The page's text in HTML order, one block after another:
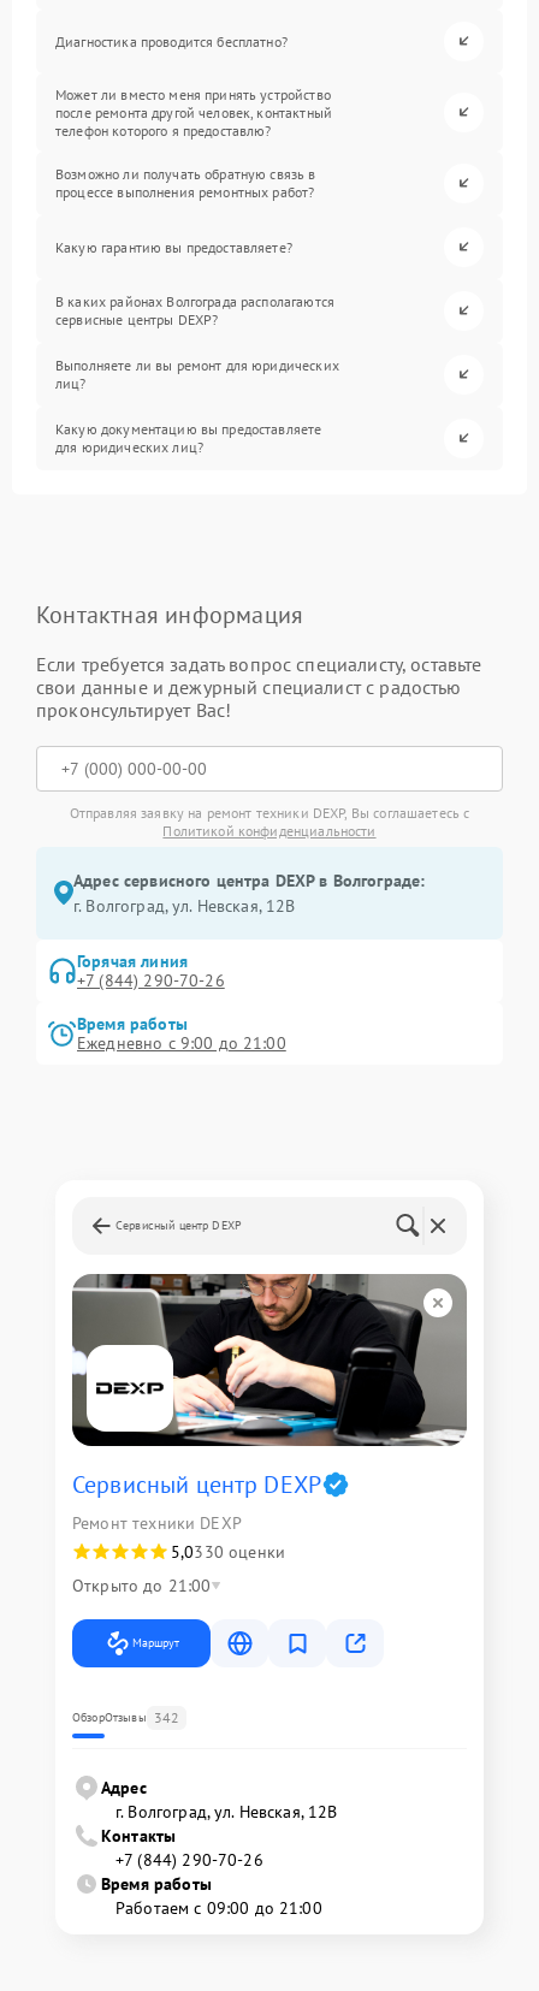
Диагностика проводится бесплатно?
Может ли вместо меня принять устройство
после ремонта другой человек, контактный
телефон которого я предоставлю?
Возможно ли получать обратную связь в
процессе выполнения ремонтных работ?
Какую гарантию вы предоставляете?
В каких районах Волгограда располагаются
сервисные центры DEXP?
Выполняете ли вы ремонт для юридических
лиц?
Какую документацию вы предоставляете
для юридических лиц?
Контактная информация
Если требуется задать вопрос специалисту, оставьте
свои данные и дежурный специалист с радостью
проконсультирует Вас!
Отправляя заявку на ремонт техники DEXP, Вы соглашаетесь с
Политикой конфиденциальности
Адрес сервисного центра DEXP в Волгограде:
г. Волгоград, ул. Невская, 12В
Горячая линия
+7 (844) 290-70-26
Время работы
Ежедневно с 9:00 до 21:00
Сервисный центр DEXP
Сервисный центр DEXP
Ремонт техники DEXP
5,0330 оценки
Открыто до 21:00
Маршрут
ОбзорОтзывы 342
Адрес
г. Волгоград, ул. Невская, 12В
Контакты
+7 (844) 290-70-26
Время работы
Работаем с 09:00 до 21:00